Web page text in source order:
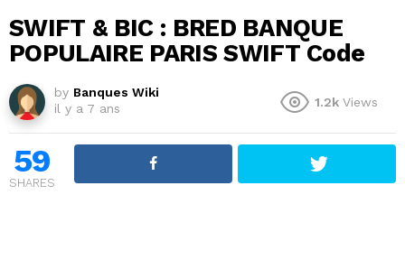
SWIFT & BIC : BRED BANQUE
POPULAIRE PARIS SWIFT Code
by Banques Wiki
il y a 7 ans
1.2k Views
59
SHARES